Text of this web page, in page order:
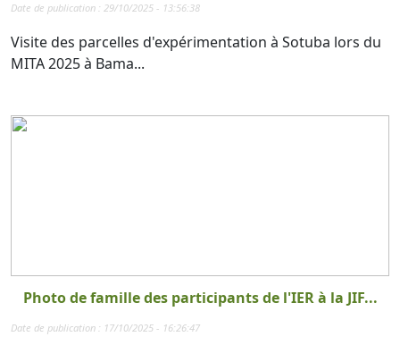
Date de publication : 29/10/2025 - 13:56:38
Visite des parcelles d'expérimentation à Sotuba lors du
MITA 2025 à Bama...
Photo de famille des participants de l'IER à la JIF...
Date de publication : 17/10/2025 - 16:26:47